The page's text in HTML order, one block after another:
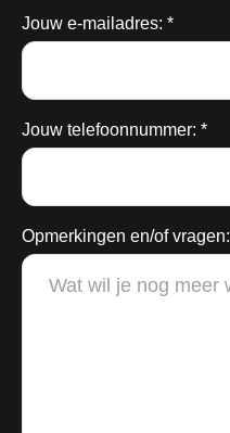
Overig
Jouw e-mailadres: *
Jouw telefoonnummer: *
Opmerkingen en/of vragen: